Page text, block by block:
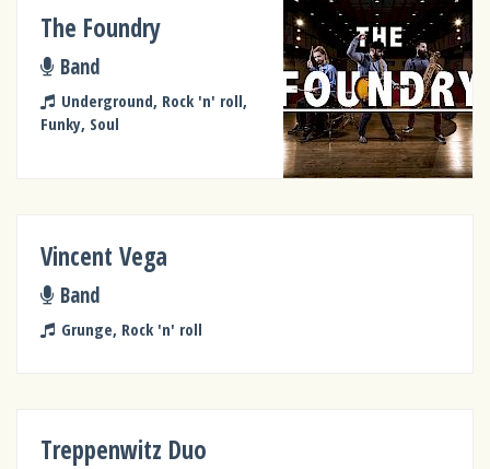
The Foundry
Band
Underground, Rock 'n' roll,
Funky, Soul
Vincent Vega
Band
Grunge, Rock 'n' roll
Treppenwitz Duo